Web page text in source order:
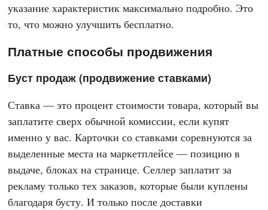
указание характеристик максимально подробно. Это
то, что можно улучшить бесплатно.
Платные способы продвижения
Буст продаж (продвижение ставками)
Ставка — это процент стоимости товара, который вы
заплатите сверх обычной комиссии, если купят
именно у вас. Карточки со ставками соревнуются за
выделенные места на маркетплейсе — позицию в
выдаче, блоках на странице. Селлер заплатит за
рекламу только тех заказов, которые были куплены
благодаря бусту. И только после доставки